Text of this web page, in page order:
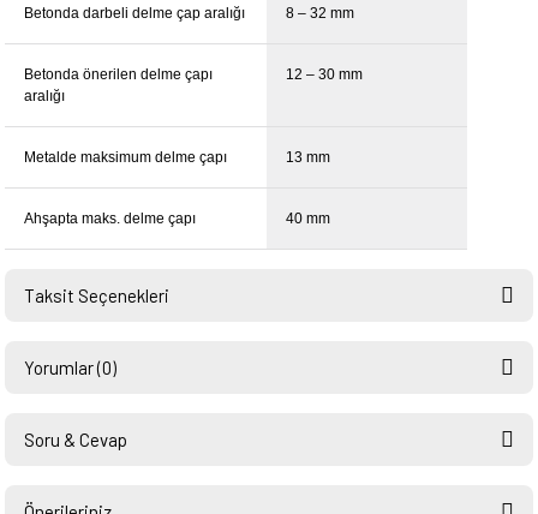
Betonda darbeli delme çap aralığı 8 – 32 mm
Betonda önerilen delme çapı
aralığı
12 – 30 mm
Metalde maksimum delme çapı 13 mm
Ahşapta maks. delme çapı 40 mm
Taksit Seçenekleri
Yorumlar (0)
Soru & Cevap